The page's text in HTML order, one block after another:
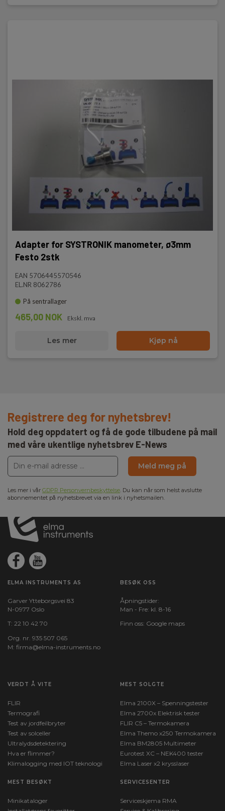
Adapter for SYSTRONIK manometer, ø3mm
Festo 2stk
EAN 5706445570546
EL.NR 8062786
På sentrallager
465,00 NOK Ekskl. mva
Les mer Kjøp nå
Registrere deg for nyhetsbrev!
Hold deg oppdatert og få de gode tilbudene på mail
med våre ukentlige nyhetsbrev E-News
Meld meg på
Les mer i vår GDPR Personvernbeskyttelse. Du kan når som helst avslutte
abonnementet på nyhetsbrevet via en link i nyhetsmailen.
ELMA INSTRUMENTS AS
Garver Ytteborgsvei 83
N-0977 Oslo
T: 22 10 42 70
Org. nr. 935 507 065
M: firma@elma-instruments.no​
BESØK OSS
Åpningstider:
Man - Fre: kl. 8-16
Finn oss: Google maps
VERDT Å VITE
FLIR
Termografi
Test av jordfeilbryter
Test av solceller
Ultralydsdetektering
Hva er flimmer?
Klimalogging med IOT teknologi
MEST SOLGTE
Elma 2100X – Spenningstester
Elma 2700x Elektrisk tester
FLIR C5 – Termokamera
Elma Themo x250 Termokamera
Elma BM2805 Multimeter
Eurotest XC – NEK400 tester
Elma Laser x2 krysslaser
MEST BESØKT
Minikataloger
SERVICESENTER
Serviceskjema RMA